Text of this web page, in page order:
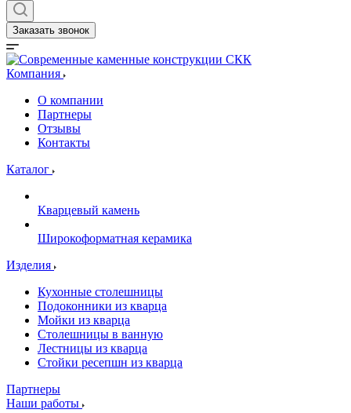
Заказать звонок
Компания
О компании
Партнеры
Отзывы
Контакты
Каталог
Кварцевый камень
Широкоформатная керамика
Изделия
Кухонные столешницы
Подоконники из кварца
Мойки из кварца
Столешницы в ванную
Лестницы из кварца
Стойки ресепшн из кварца
Партнеры
Наши работы